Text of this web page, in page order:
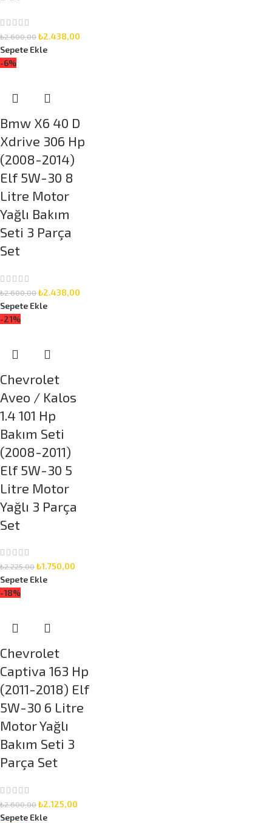
₺2.600,00₺2.438,00
Sepete Ekle
-6%
Bmw X6 40 D
Xdrive 306 Hp
(2008-2014)
Elf 5W-30 8
Litre Motor
Yağlı Bakım
Seti 3 Parça
Set
₺2.600,00₺2.438,00
Sepete Ekle
-21%
Chevrolet
Aveo / Kalos
1.4 101 Hp
Bakım Seti
(2008-2011)
Elf 5W-30 5
Litre Motor
Yağlı 3 Parça
Set
₺2.225,00₺1.750,00
Sepete Ekle
-18%
Chevrolet
Captiva 163 Hp
(2011-2018) Elf
5W-30 6 Litre
Motor Yağlı
Bakım Seti 3
Parça Set
₺2.600,00₺2.125,00
Sepete Ekle